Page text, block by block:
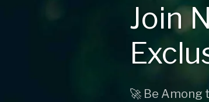
Join
🚀 Be Among